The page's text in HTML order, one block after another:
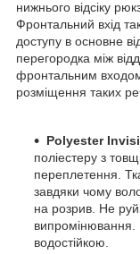
нижнього відсіку
Фронтальний вхід
доступу в основне
перегородка між
фронтальним
розміщення таких
Polyester
поліестеру з
переплетення.
завдяки чому
на розрив. Не
випромінювання.
водостійкою.